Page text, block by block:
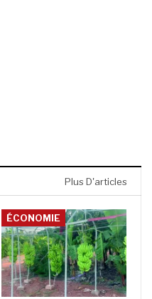
Plus D'articles
ÉCONOMIE